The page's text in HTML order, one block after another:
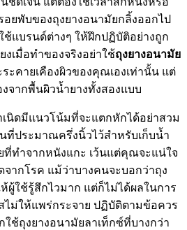
อยพับของถุงยางอนามัยกลิ้งออกไป
แบรนด์ต่างๆ ให้ฝึกปฏิบัติอย่างถูก
งเมื่อทำของจริงอย่าใช้ถุงยางอนามัย
ะคายเคืองผิวของคุณเองเท่านั้น แต่
งจากพื้นผิวน้ำยางทั้งสองแบบ
นิดมีแนวโน้มที่จะแตกหักได้อย่าสวม
ที่ประมาณครึ่งนิ้วไว้สำหรับเก็บน้ำ
ที่ทำจากหนังแกะ เว้นแต่คุณจะแน่ใจ
กโรค แม้ว่าบางคนจะบอกว่าถุง
ผู้ใช้รู้สึกไวมาก แต่ก็ไม่ได้ผลในการ
ไม่ให้แพร่กระจาย ปฏิบัติตามข้อควร
ใช้ถุงยางอนามัยลาเท็กซ์ที่บางกว่า